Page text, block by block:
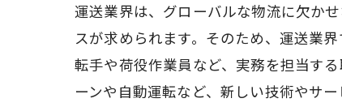
運送業界は、グローバルな物流に欠か
スが求められます。そのため、運送業
転手や荷役作業員など、実務を担当す
ーンや自動運転など、新しい技術やサ